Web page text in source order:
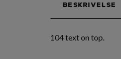
BESKRIVELSE
104 text on top.